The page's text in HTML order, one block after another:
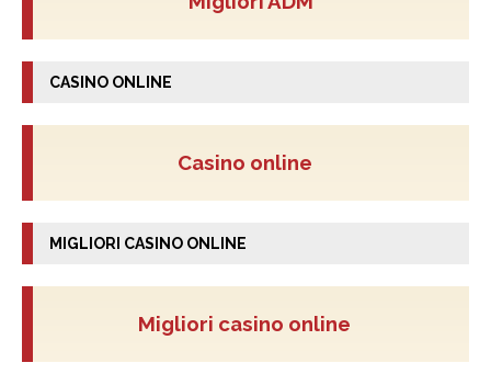
CASINO ONLINE
Casino online
MIGLIORI CASINO ONLINE
Migliori casino online